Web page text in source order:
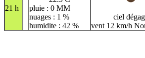
21 h
pluie : 0 MM
nuages : 1 %
humidite : 42 %
ciel
vent 12 km/h